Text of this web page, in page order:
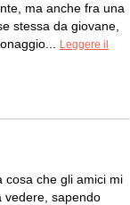
ma anche fra una
stessa da giovane,
Leggere il
cosa che gli amici mi
vedere, sapendo